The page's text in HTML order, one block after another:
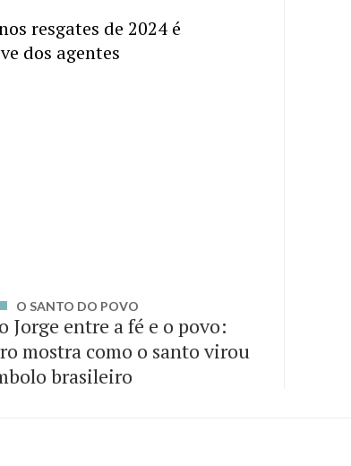
resgates de 2024 é
dos agentes
O SANTO DO POVO
Jorge entre a fé e o povo:
mostra como o santo virou
brasileiro